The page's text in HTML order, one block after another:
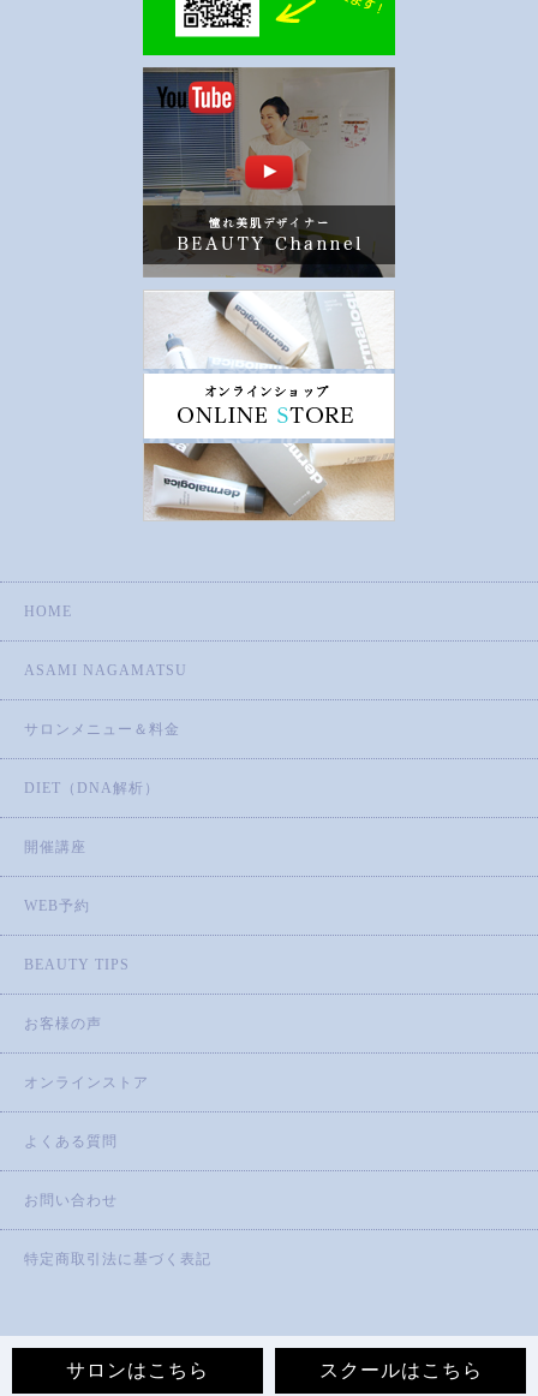
スクールはこちら
サロンはこちら
HOME
ASAMI NAGAMATSU
サロンメニュー＆料金
DIET（DNA解析）
開催講座
WEB予約
BEAUTY TIPS
お客様の声
オンラインストア
よくある質問
お問い合わせ
特定商取引法に基づく表記